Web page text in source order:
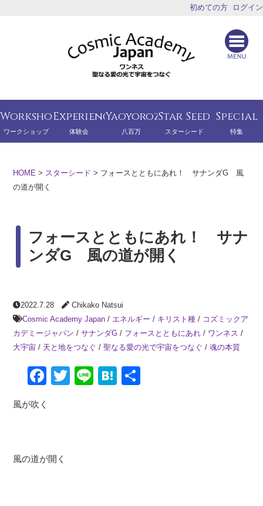
初めての方 ログイン
Workshop
ワークショップ
Experience
体験会
Yaoyorozu
八百万
Star Seed
スターシード
Special
特集
HOME > スターシード > フォースとともにあれ！ サナンダG 風
の道が開く
フォースとともにあれ！ サナ
ンダG 風の道が開く
2022.7.28
Chikako Natsui
Cosmic Academy Japan / エネルギー / キリスト種 / コズミックア
カデミージャパン /サナンダG / フォースとともにあれ / ワンネス /
大宇宙 / 天と地をつなぐ /聖なる愛の光で宇宙をつなぐ /魂の本質
Facebook
Twitter
LineHatena
共
風が吹く
風の道が開く